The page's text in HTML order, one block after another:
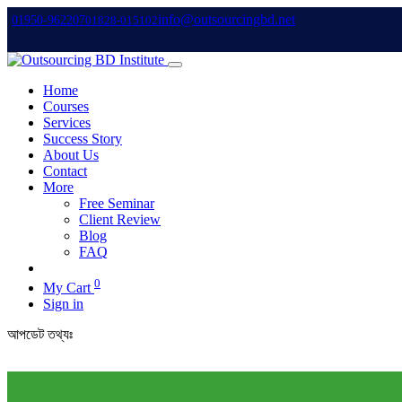
01950-96220701828-015102info@outsourcingbd.net
Home
Courses
Services
Success Story
About Us
Contact
More
Free Seminar
Client Review
Blog
FAQ
My Cart 0
Sign in
আপডেট তথ্যঃ